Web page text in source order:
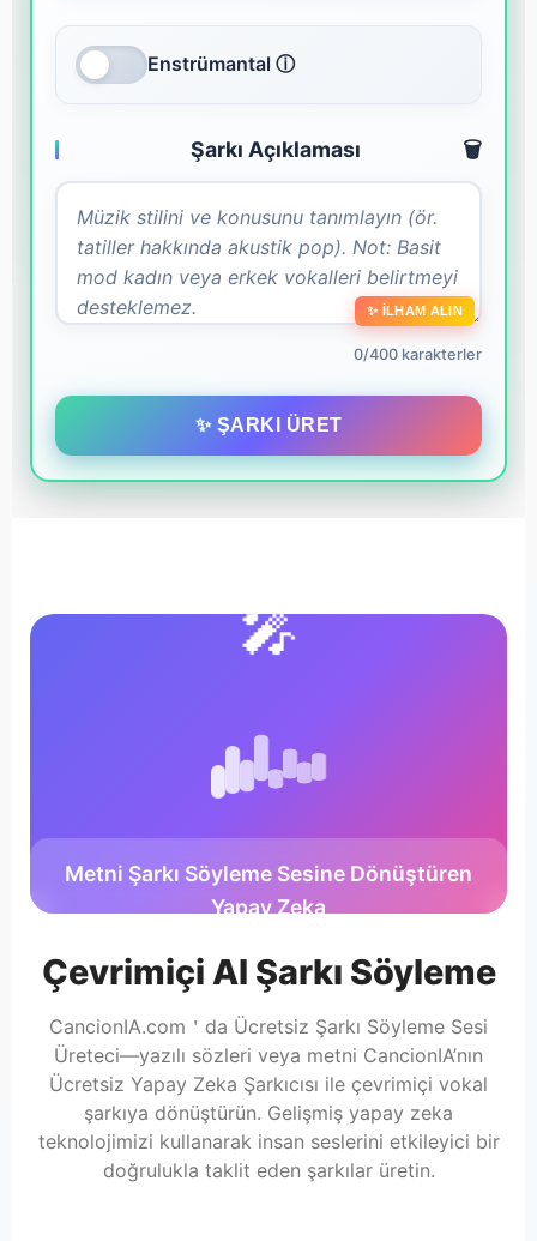
Enstrümantal ⓘ
Şarkı Açıklaması 🗑️
✨ İLHAM ALIN
0/400 karakterler
✨ ŞARKI ÜRET
Çevrimiçi AI Şarkı Söyleme
CancionIA.com＇da Ücretsiz Şarkı Söyleme Sesi
Üreteci—yazılı sözleri veya metni CancionIA’nın
Ücretsiz Yapay Zeka Şarkıcısı ile çevrimiçi vokal
şarkıya dönüştürün. Gelişmiş yapay zeka
teknolojimizi kullanarak insan seslerini etkileyici bir
doğrulukla taklit eden şarkılar üretin.
🎤
Metni Şarkı Söyleme Sesine Dönüştüren
Yapay Zeka